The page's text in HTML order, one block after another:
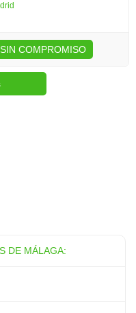
COMPROMISO
DE MÁLAGA: